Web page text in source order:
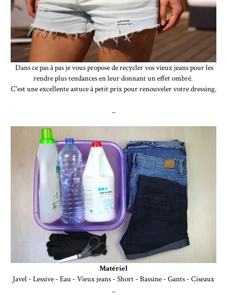
Dans ce pas à pas je vous propose de recycler vos vieux jeans pour les
rendre plus tendances en leur donnant un effet ombré.
C'est une excellente astuce à petit prix pour renouveler votre dressing.
_
Matériel
Javel - Lessive - Eau - Vieux jeans - Short - Bassine - Gants - Ciseaux
_